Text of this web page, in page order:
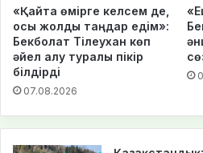
«Қайта өмірге келсем де,
осы жолды таңдар едім»:
Бекболат Тілеухан көп
әйел алу туралы пікір
білдірді
07.08.2026